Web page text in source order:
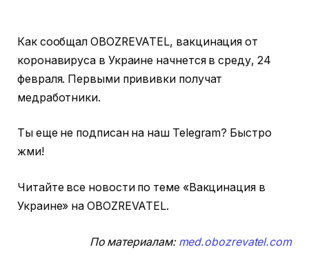
Как сообщал OBOZREVATEL, вакцинация от
коронавируса в Украине начнется в среду, 24
февраля. Первыми прививки получат
медработники.
Ты еще не подписан на наш Telegram? Быстро
жми!
Читайте все новости по теме «Вакцинация в
Украине» на OBOZREVATEL.
По материалам: med.obozrevatel.com